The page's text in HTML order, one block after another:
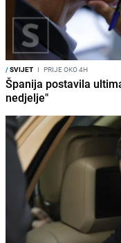
/SVIJET I PRIJE OKO 4H
Španija postavila
nedjelje"